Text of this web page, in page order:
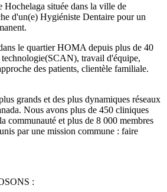
Hochelaga située dans la ville de
d'un(e) Hygiéniste Dentaire pour un
le quartier HOMA depuis plus de 40
travail d'équipe,
des patients, clientèle familiale.
grands et des plus dynamiques réseaux
Nous avons plus de 450 cliniques
communauté et plus de 8 000 membres
par une mission commune : faire
: